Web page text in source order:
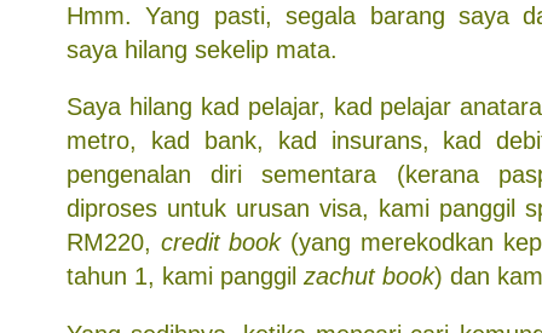
Hmm. Yang pasti, segala barang saya
saya hilang sekelip mata.
Saya hilang kad pelajar, kad pelajar
metro, kad bank, kad insurans, kad
pengenalan diri sementara (kerana
diproses untuk urusan visa, kami panggil
RM220, credit book(yang merekodkan
tahun 1, kami panggil zachut book) dan